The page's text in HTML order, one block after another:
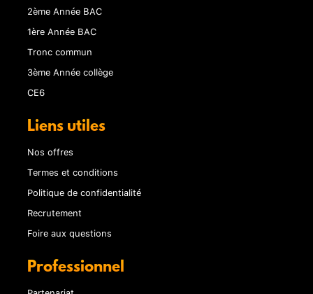
2ème Année BAC
1ère Année BAC
Tronc commun
3ème Année collège
CE6
Liens utiles
Nos offres
Termes et conditions
Politique de confidentialité
Recrutement
Foire aux questions
Professionnel